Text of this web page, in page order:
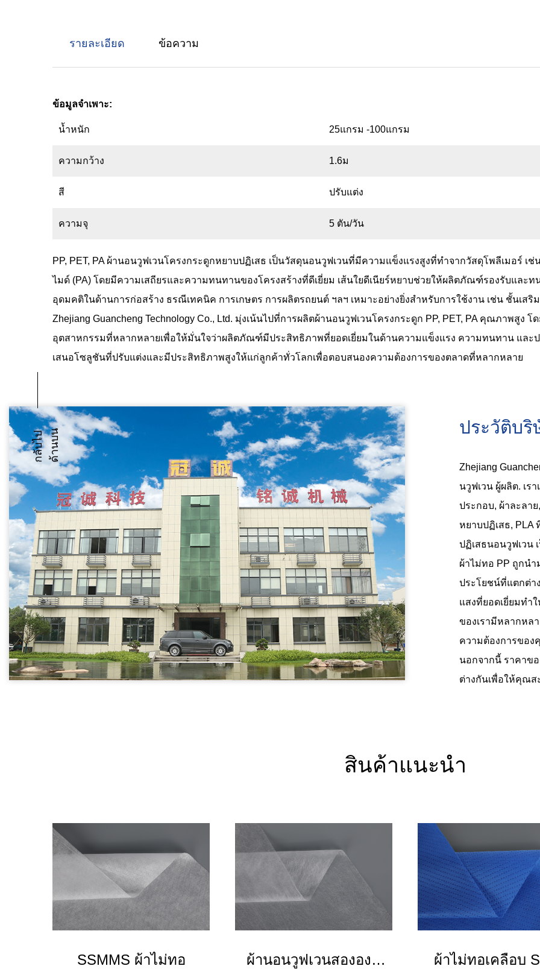
รายละเอียด ข้อความ
ข้อมูลจำเพาะ:
น้ำหนัก 25แกรม -100แกรม
ความกว้าง 1.6ม
สี ปรับแต่ง
ความจุ 5 ตัน/วัน
PP, PET, PA ผ้านอนวูฟเวนโครงกระดูกหยาบปฏิเสธ เป็นวัสดุนอนวูฟเวนที่มีความแข็งแรงสูงที่ทำจากวัสดุโพลีเมอร์ เช่
ไมด์ (PA) โดยมีความเสถียรและความทนทานของโครงสร้างที่ดีเยี่ยม เส้นใยดีเนียร์หยาบช่วยให้ผลิตภัณฑ์รองรับและ
อุดมคติในด้านการก่อสร้าง ธรณีเทคนิค การเกษตร การผลิตรถยนต์ ฯลฯ เหมาะอย่างยิ่งสำหรับการใช้งาน เช่น ชั้นเสริ
Zhejiang Guancheng Technology Co., Ltd. มุ่งเน้นไปที่การผลิตผ้านอนวูฟเวนโครงกระดูก PP, PET, PA คุณภาพสูง
อุตสาหกรรมที่หลากหลายเพื่อให้มั่นใจว่าผลิตภัณฑ์มีประสิทธิภาพที่ยอดเยี่ยมในด้านความแข็งแรง ความทนทาน และ
เสนอโซลูชันที่ปรับแต่งและมีประสิทธิภาพสูงให้แก่ลูกค้าทั่วโลกเพื่อตอบสนองความต้องการของตลาดที่หลากหลาย
ประวัติบริ
Zhejiang
นวูฟเวน ผู้ผลิต. เร
ประกอบ, ผ้าละลา
หยาบปฏิเสธ, PLA
ปฏิเสธนอนวูฟเวน
ผ้าไม่ทอ PP ถูกน
ประโยชน์ที่แตกต่า
แสงที่ยอดเยี่ยมทำ
ของเรามีหลากห
ความต้องการขอ
นอกจากนี้ ราคาขอ
ต่างกันเพื่อให้คุณส
สินค้าแนะนำ
SSMMS ผ้าไม่ทอ ผ้านอนวูฟเวนสององค์ ผ้าไม่ทอเคลือบ
ก
ลั
บ
ไ
ป
ด้
า
น
บน